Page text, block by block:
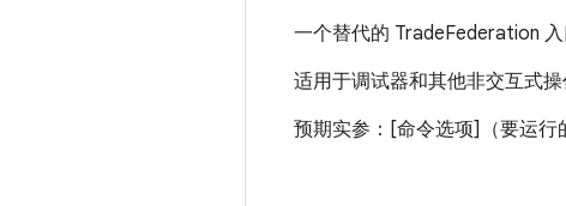
一个替代的 TradeFederation
适用于调试器和其他非交互式操
预期实参：[命令选项]（要运行